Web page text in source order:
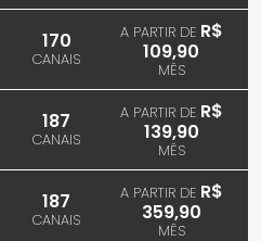
170
CANAIS
A PARTIR DE R$
109,90
MÊS
187
CANAIS
A PARTIR DE R$
139,90
MÊS
187
CANAIS
A PARTIR DE R$
359,90
MÊS